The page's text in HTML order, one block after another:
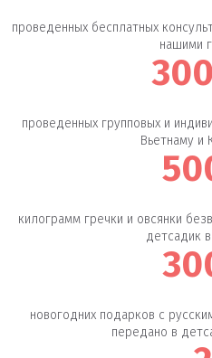
проведенных бесплатных
нашими
проведенных групповых и
Вьетнаму и
килограмм гречки и овсянки
детсадик
новогодних подарков с
передано в